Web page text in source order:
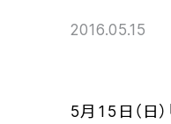
2016.05.15
5月15日（日